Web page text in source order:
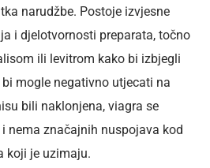
narudžbe. Postoje izvjesne
i djelotvornosti preparata, točno
ili levitrom kako bi izbjegli
mogle negativno utjecati na
bili naklonjena, viagra se
nema značajnih nuspojava kod
koji je uzimaju.